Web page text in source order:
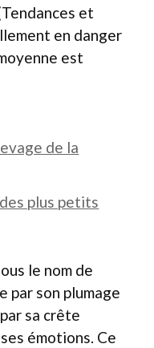
et
en danger
est
de la
plus petits
le nom de
par son plumage
sa crête
émotions. Ce